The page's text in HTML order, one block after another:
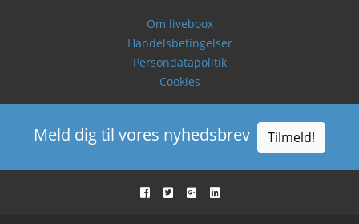
Om liveboox
Handelsbetingelser
Persondatapolitik
Cookies
Meld dig til vores nyhedsbrev Tilmeld!